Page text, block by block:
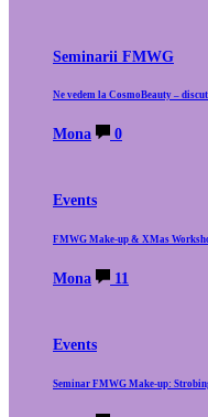
Seminarii FMWG
Ne vedem la CosmoBeauty –
Mona 0
Events
FMWG Make-up & XMas
Mona 11
Events
Seminar FMWG Make-up: